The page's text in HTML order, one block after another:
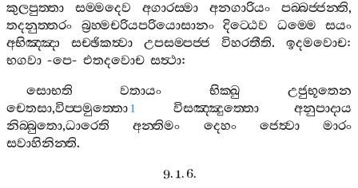
කුලපුත‍්තා
සම‍්මදෙව අගාරස‍්මා අනගාරියං පබ‍්බජ‍්ජන‍්ති,
තදනුත‍්තරං
බ්‍රහ‍්මචරියපරියොසානං දිට‍්ඨෙව ධම‍්මෙ
සයං
අභිඤ‍්ඤා
සච‍්ඡිකත්‍වා උපසම‍්පජ‍්ජ විහරතීති. ඉදමවොච:
භගවා -පෙ- එතදවොච සත්‍ථා:
සොභති
වතායං භික‍්ඛු
උජුභූතෙන
චෙතසා,විප‍්පමුත‍්තො 1 විසඤ‍්ඤුත‍්තො
අනුපාදාය
නිබ‍්බුතො,ධාරෙති අන‍්තිමං දෙහං ජෙත්‍වා
මාරං
සවාහිනින‍්ති.
9. 1. 6.